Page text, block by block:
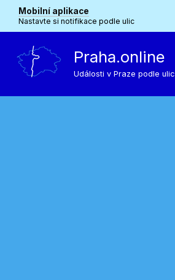
Mobilní aplikace
Nastavte si notifikace podle ulic
Praha.online
Události v Praze podle ulic